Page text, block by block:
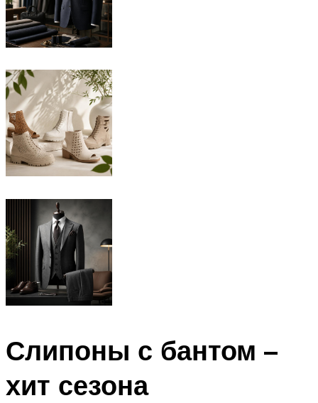
Слипоны с бантом –
хит сезона